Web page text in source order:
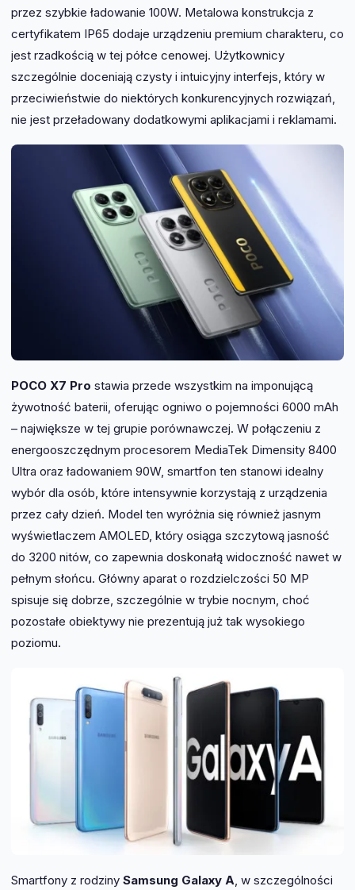
przez szybkie ładowanie 100W. Metalowa konstrukcja z
certyfikatem IP65 dodaje urządzeniu premium charakteru, co
jest rzadkością w tej półce cenowej. Użytkownicy
szczególnie doceniają czysty i intuicyjny interfejs, który w
przeciwieństwie do niektórych konkurencyjnych rozwiązań,
nie jest przeładowany dodatkowymi aplikacjami i reklamami.
POCO X7 Pro stawia przede wszystkim na imponującą
żywotność baterii, oferując ogniwo o pojemności 6000 mAh
– największe w tej grupie porównawczej. W połączeniu z
energooszczędnym procesorem MediaTek Dimensity 8400
Ultra oraz ładowaniem 90W, smartfon ten stanowi idealny
wybór dla osób, które intensywnie korzystają z urządzenia
przez cały dzień. Model ten wyróżnia się również jasnym
wyświetlaczem AMOLED, który osiąga szczytową jasność
do 3200 nitów, co zapewnia doskonałą widoczność nawet w
pełnym słońcu. Główny aparat o rozdzielczości 50 MP
spisuje się dobrze, szczególnie w trybie nocnym, choć
pozostałe obiektywy nie prezentują już tak wysokiego
poziomu.
Smartfony z rodziny Samsung Galaxy A, w szczególności